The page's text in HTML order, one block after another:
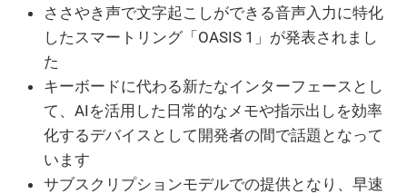
ささやき声で文字起こしができる音声入力に特化
したスマートリング「OASIS 1」が発表されまし
た
キーボードに代わる新たなインターフェースとし
て、AIを活用した日常的なメモや指示出しを効率
化するデバイスとして開発者の間で話題となって
います
サブスクリプションモデルでの提供となり、早速